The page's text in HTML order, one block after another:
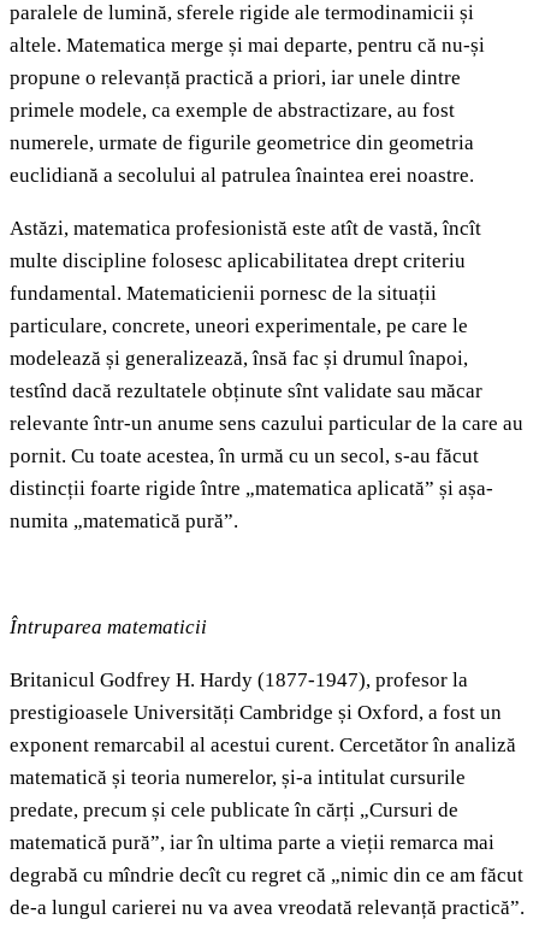
paralele de lumină, sferele rigide ale termodinamicii și
altele. Matematica merge și mai departe, pentru că nu-și
propune o relevanță practică a priori, iar unele dintre
primele modele, ca exemple de abstractizare, au fost
numerele, urmate de figurile geometrice din geometria
euclidiană a secolului al patrulea înaintea erei noastre.
Astăzi, matematica profesionistă este atît de vastă, încît
multe discipline folosesc aplicabilitatea drept criteriu
fundamental. Matematicienii pornesc de la situații
particulare, concrete, uneori experimentale, pe care le
modelează și generalizează, însă fac și drumul înapoi,
testînd dacă rezultatele obținute sînt validate sau măcar
relevante într-un anume sens cazului particular de la care au
pornit. Cu toate acestea, în urmă cu un secol, s-au făcut
distincții foarte rigide între „matematica aplicată” și așa-
numita „matematică pură”.
Întruparea matematicii
Britanicul Godfrey H. Hardy (1877-1947), profesor la
prestigioasele Universități Cambridge și Oxford, a fost un
exponent remarcabil al acestui curent. Cercetător în analiză
matematică și teoria numerelor, și-a intitulat cursurile
predate, precum și cele publicate în cărți „Cursuri de
matematică pură”, iar în ultima parte a vieții remarca mai
degrabă cu mîndrie decît cu regret că „nimic din ce am făcut
de-a lungul carierei nu va avea vreodată relevanță practică”.